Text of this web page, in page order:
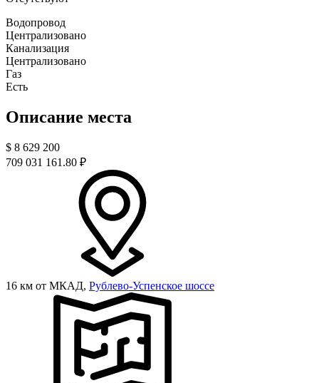
Водопровод
Централизовано
Канализация
Централизовано
Газ
Есть
Описание места
$ 8 629 200
709 031 161.80 ₽
16 км от МКАД, Рублево-Успенское шоссе